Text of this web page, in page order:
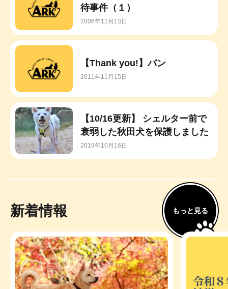
待事件（１）
2006年12月13日
【Thank you!】バン
2011年11月15日
【10/16更新】 シェルター前で
衰弱した秋田犬を保護しました
2019年10月16日
新着情報 もっと見る